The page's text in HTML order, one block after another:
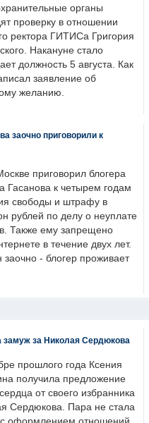
органы
проверку в отношении
ректора ГИТИСа Григория
Накануне стало
должность 5 августа. Как
заявление об
желанию.
заочно приговорили к
приговорил блогера
Гасанова к четырем годам
свободы и штрафу в
рублей по делу о неуплате
Также ему запрещено
в течение двух лет.
- блогер проживает
за Николая Сердюкова
прошлого года Ксения
получила предложение
от своего избранника
Сердюкова. Пара не стала